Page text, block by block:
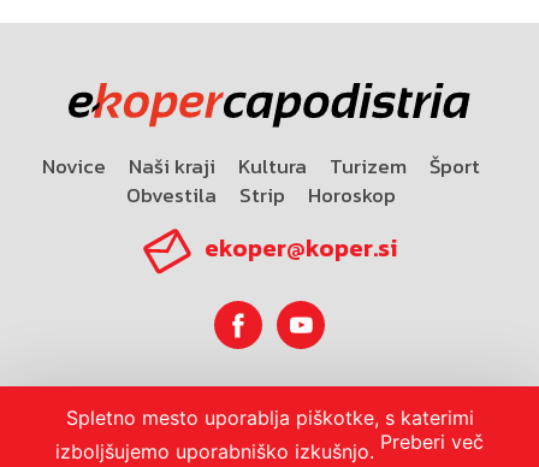
Novice Naši kraji Kultura Turizem
Šport
Obvestila
Strip Horoskop
ekoper@koper.si
Horoskop
Spletno mesto uporablja piškotke, s katerimi
izboljšujemo uporabniško izkušnjo. Preberi več